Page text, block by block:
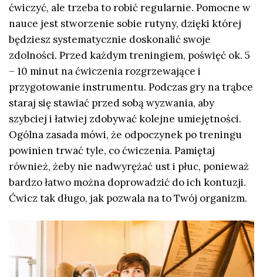
ćwiczyć, ale trzeba to robić regularnie. Pomocne w
nauce jest stworzenie sobie rutyny, dzięki której
będziesz systematycznie doskonalić swoje
zdolności. Przed każdym treningiem, poświęć ok. 5
– 10 minut na ćwiczenia rozgrzewające i
przygotowanie instrumentu. Podczas gry na trąbce
staraj się stawiać przed sobą wyzwania, aby
szybciej i łatwiej zdobywać kolejne umiejętności.
Ogólna zasada mówi, że odpoczynek po treningu
powinien trwać tyle, co ćwiczenia. Pamiętaj
również, żeby nie nadwyrężać ust i płuc, ponieważ
bardzo łatwo można doprowadzić do ich kontuzji.
Ćwicz tak długo, jak pozwala na to Twój organizm.